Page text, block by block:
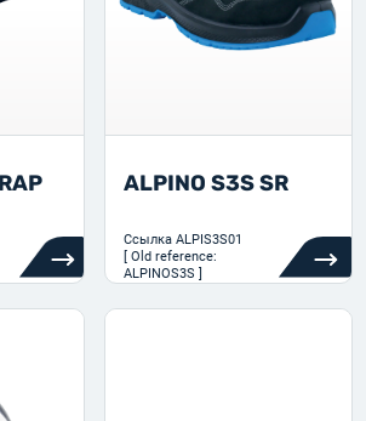
ALPINO S3S SR
Ссылка ALPIS3S01
[ Old reference:
ALPINOS3S ]